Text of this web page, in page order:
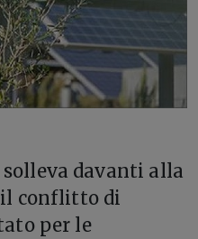
solleva davanti alla
conflitto di
per le